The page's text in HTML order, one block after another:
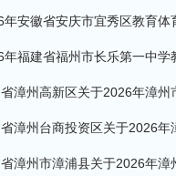
年安徽省安庆市宜秀区教育
年福建省福州市长乐第一中学
漳州高新区关于2026年漳
漳州台商投资区关于2026
漳州市漳浦县关于2026年